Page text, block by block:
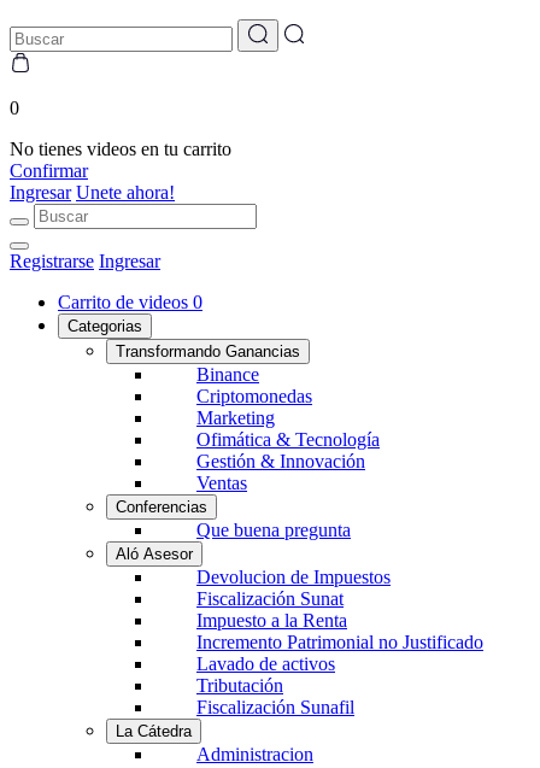
0
No tienes videos en tu carrito
Confirmar
Ingresar Unete ahora!
Registrarse Ingresar
Carrito de videos 0
Categorias
Transformando Ganancias
Binance
Criptomonedas
Marketing
Ofimática & Tecnología
Gestión & Innovación
Ventas
Conferencias
Que buena pregunta
Aló Asesor
Devolucion de Impuestos
Fiscalización Sunat
Impuesto a la Renta
Incremento Patrimonial no Justificado
Lavado de activos
Tributación
Fiscalización Sunafil
La Cátedra
Administracion